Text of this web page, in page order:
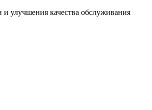
и улучшения качества обслуживания